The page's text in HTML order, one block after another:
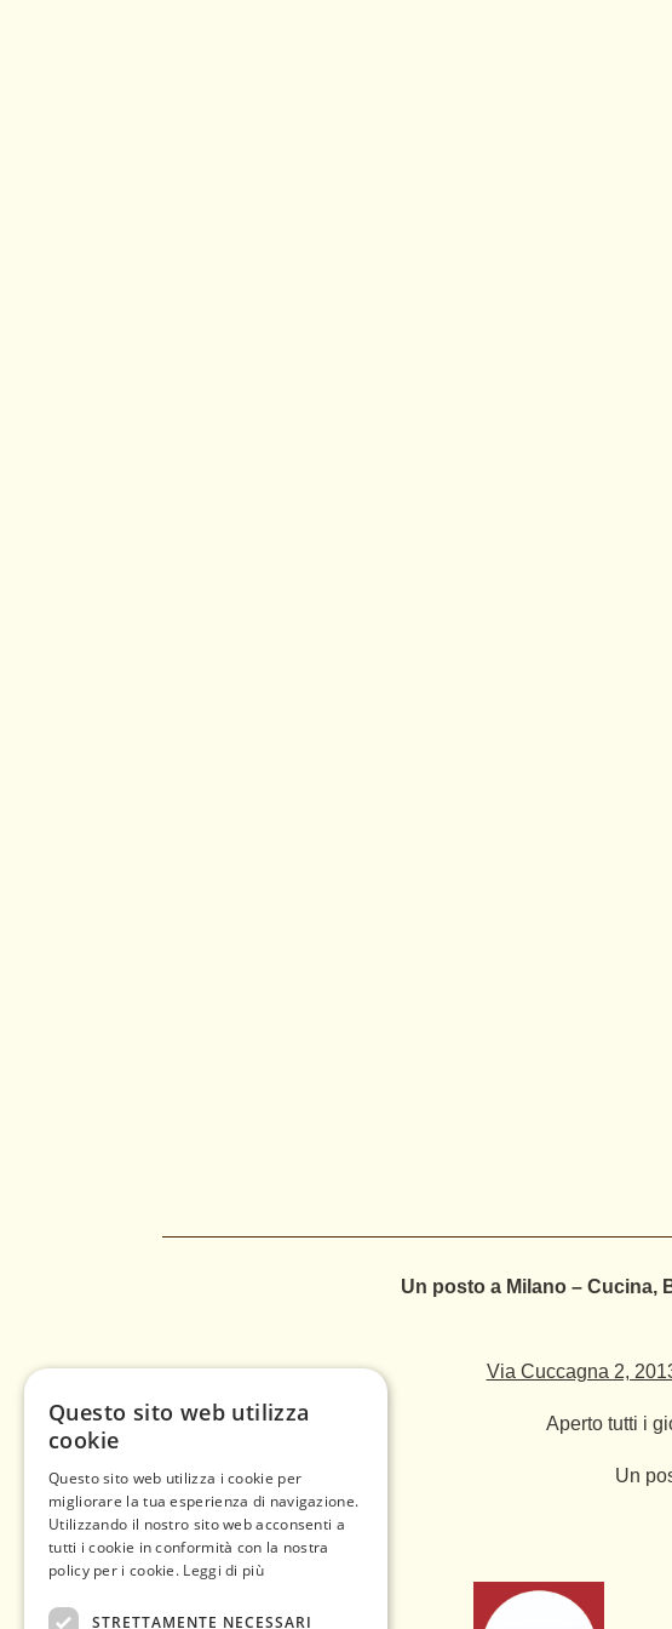
Un posto a Milano – Cucina,
Via Cuccagna 2,
Aperto tutti i
Un
Questo sito web utilizza
cookie
Questo sito web utilizza i cookie per
migliorare la tua esperienza di navigazione.
Utilizzando il nostro sito web acconsenti a
tutti i cookie in conformità con la nostra
policy per i cookie. Leggi di più
STRETTAMENTE NECESSARI